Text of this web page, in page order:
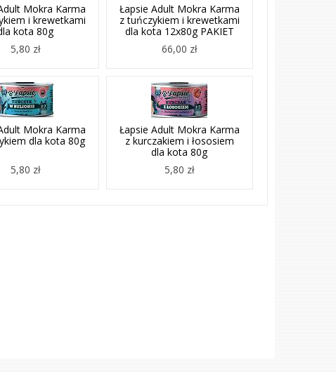
Mokra Karma
i krewetkami
kota 80g
5,80 zł
Łapsie Adult Mokra Karma
z tuńczykiem i krewetkami
dla kota 12x80g PAKIET
66,00 zł
Mokra Karma
dla kota 80g
5,80 zł
Łapsie Adult Mokra Karma
z kurczakiem i łososiem
dla kota 80g
5,80 zł